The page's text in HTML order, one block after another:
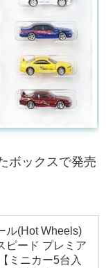
ボックスで発売
ル(Hot Wheels)
ピード プレミア
ミニカー5台入